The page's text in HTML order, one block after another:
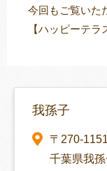
今回もご覧いた
【ハッピーテラ
我孫子
〒270-1151
千葉県我